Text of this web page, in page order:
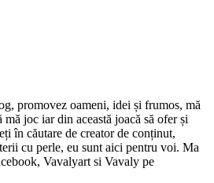
promovez oameni, idei și frumos, mă
joc iar din această joacă să ofer și
în căutare de creator de conținut,
cu perle, eu sunt aici pentru voi. Ma
Vavalyart si Vavaly pe